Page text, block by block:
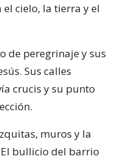
el cielo, la tierra y el
de peregrinaje y sus
Sus calles
crucis y su punto
muros y la
bullicio del barrio